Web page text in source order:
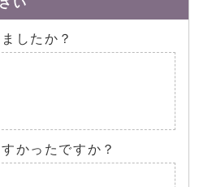
い
したか？
かったですか？